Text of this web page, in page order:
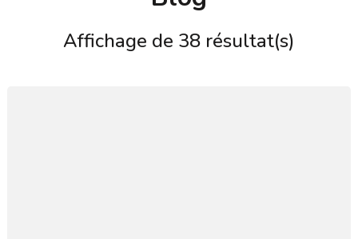
Affichage de 38 résultat(s)